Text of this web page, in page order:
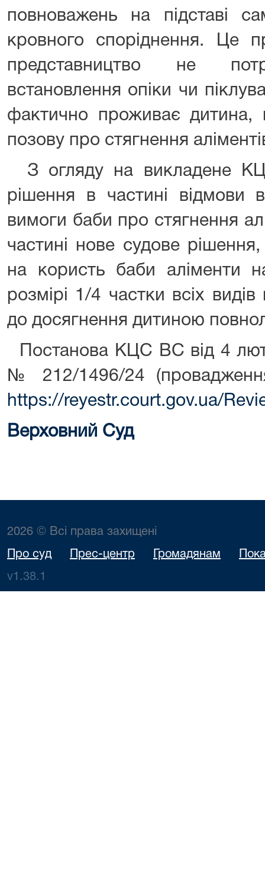
повноважень на підставі
кровного споріднення. Це
представництво не
встановлення опіки чи
фактично проживає
позову про стягнення
З огляду на викладене
рішення в частині відмови
вимоги баби про стягнення
частині нове судове
на користь баби аліменти
розмірі 1/4 частки всіх
до досягнення дитиною
Постанова КЦС ВС від 4
№ 212/1496/24
https://reyestr.court.gov.ua/
Верховний Суд
2026 © Всі права захищені
Про суд Прес-центр Громадянам
v1.38.1